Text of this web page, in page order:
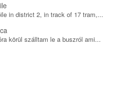
in district 2, in track of 17 tram,...
körül szálltam le a buszról ami...